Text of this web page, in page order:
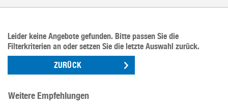
Leider keine Angebote gefunden. Bitte passen Sie die
Filterkriterien an oder setzen Sie die letzte Auswahl zurück.
ZURÜCK
Weitere Empfehlungen